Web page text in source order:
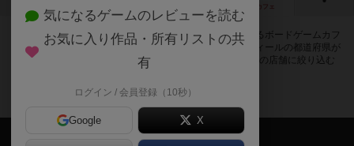
カフェ
森をめぐる戦い ショッテントッテン2で遊ぶことができるボードゲームカフ
ェ・プレイスペースが0店登録されています。公開プロフィールの都道府県が
設定されたアカウントでログインすると、同じ都道府県内の店舗に絞り込む
会員の新しい投稿
気になるゲームのレビューを読む
お気に入り作品・所有リストの共
有
ログイン / 会員登録（10秒）
Google X